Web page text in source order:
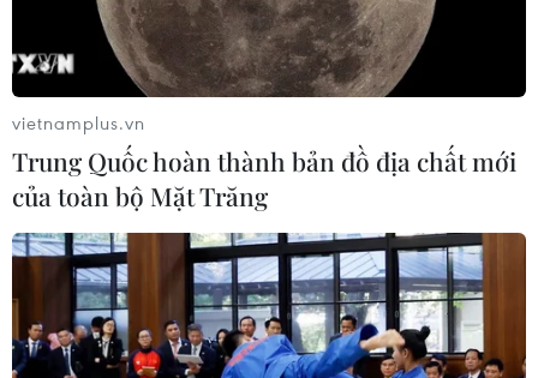
TIN LIÊN QUAN
vietnamplus.vn
Trung Quốc hoàn thành bản đồ địa chất mới
của toàn bộ Mặt Trăng